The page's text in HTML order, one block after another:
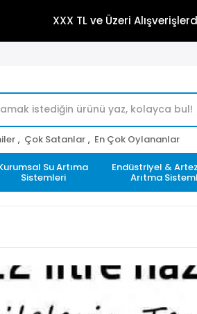
XXX TL ve Üzeri
, Çok Satanlar , En Çok Oylananlar
Su Artıma
Sistemleri
Endüstriyel &
Arıtma